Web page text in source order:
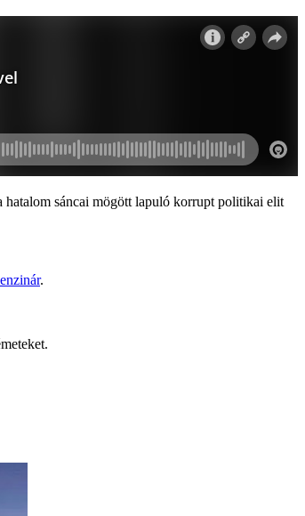
hatalom sáncai mögött lapuló korrupt politikai elit
.